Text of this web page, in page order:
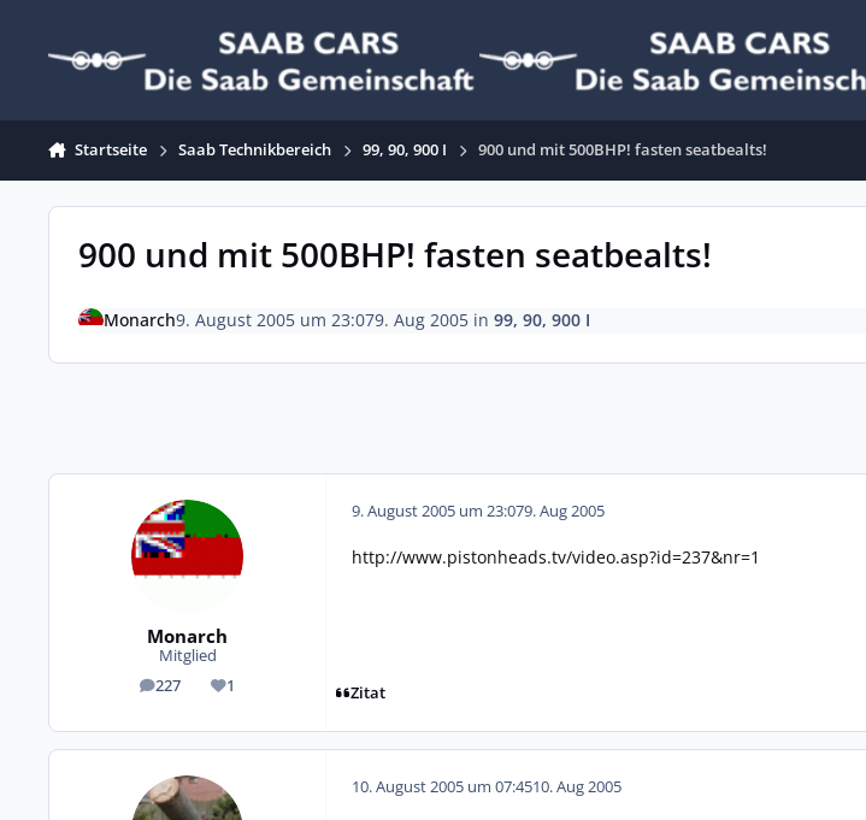
Startseite Saab Technikbereich 99, 90, 900 I 900 und mit 500BHP! fasten seatbealts!
900 und mit 500BHP! fasten seatbealts!
Monarch9. August 2005 um 23:079. Aug 2005in 99, 90, 900 I
Monarch
Mitglied
227
Beiträge 1
Reputation
9. August 2005 um 23:079. Aug 2005
http://www.pistonheads.tv/video.asp?id=237&nr=1
Zitat
10. August 2005 um 07:4510. Aug 2005